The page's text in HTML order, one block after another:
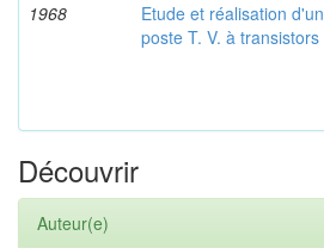
1968
Etude et réalisation d'un
poste T. V. à transistors
Découvrir
Auteur(e)